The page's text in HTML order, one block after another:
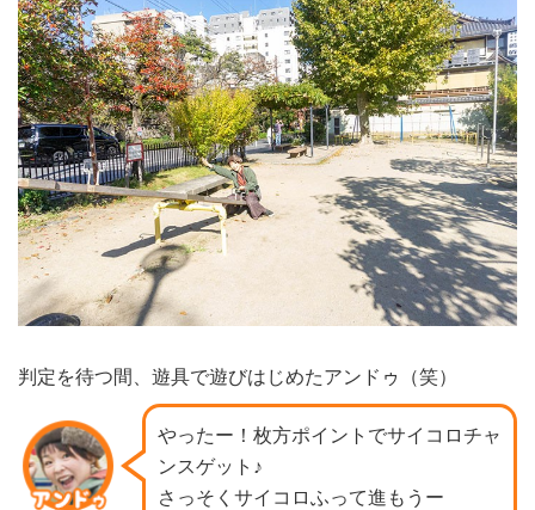
判定を待つ間、遊具で遊びはじめたアンドゥ（笑）
やったー！枚方ポイントでサイコロチャ
ンスゲット♪
さっそくサイコロふって進もうー